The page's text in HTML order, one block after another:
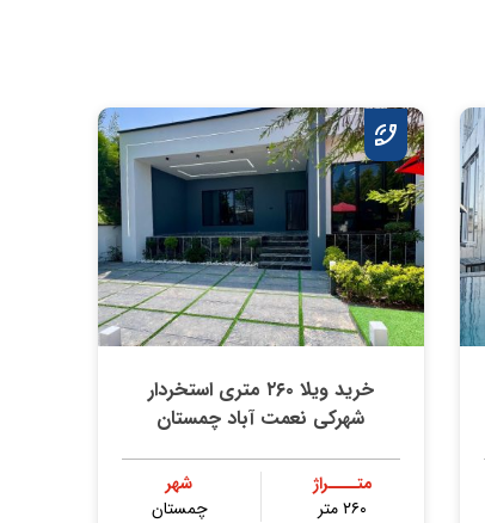
خرید ویلا ۲۶۰ متری استخردار
شهرکی نعمت آباد چمستان
متــــراژ
۲۶۰ متر
شهر
چمستان